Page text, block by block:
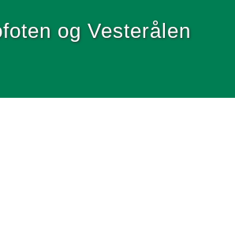
og Vesterålen